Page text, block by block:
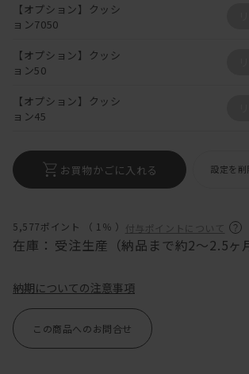
5,577ポイント （ 1％ ） 付与ポイントについて
在庫： 受注生産（納品まで約2〜2.5ヶ
【オプション】クッシ
ョン7050
【オプション】クッシ
ョン50
【オプション】クッシ
ョン45
お買物かごに入れる 設定を削
納期についての注意事項
この商品へのお問合せ